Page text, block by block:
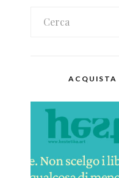
ACQUISTA